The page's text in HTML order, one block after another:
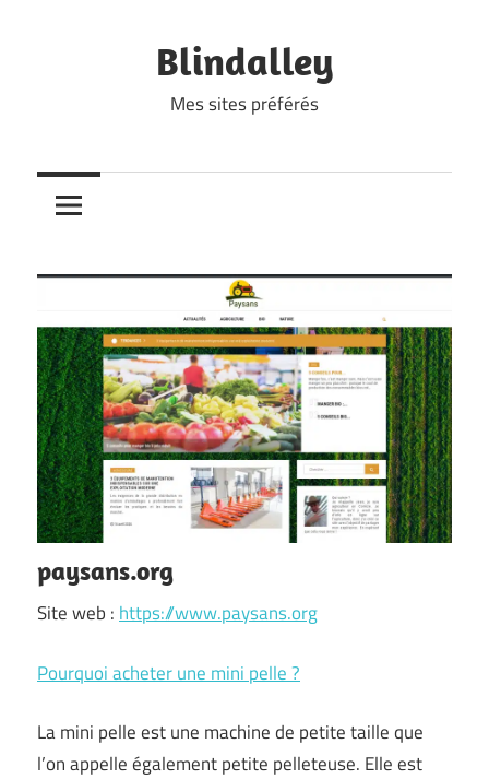
Blindalley
Mes sites préférés
paysans.org
Site web : https://www.paysans.org
Pourquoi acheter une mini pelle ?
La mini pelle est une machine de petite taille que
l’on appelle également petite pelleteuse. Elle est